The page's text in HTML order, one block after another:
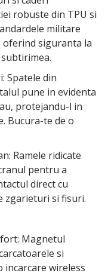
robuste din TPU si
militare
oferind siguranta la
Spatele din
pune in evidenta
protejandu-l in
Bucura-te de o
Ramele ridicate
pentru a
direct cu
zgarieturi si fisuri.
Magnetul
si
incarcare wireless